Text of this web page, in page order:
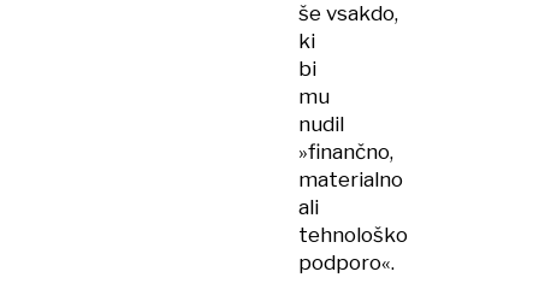
še vsakdo,
ki
bi
mu
nudil
»finančno,
materialno
ali
tehnološko
podporo«.